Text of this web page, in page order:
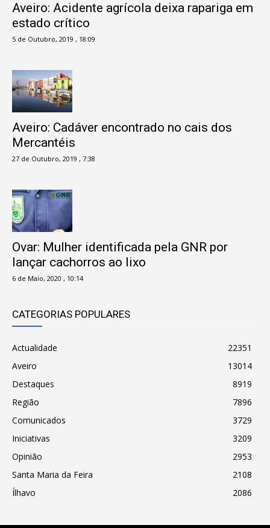
Aveiro: Acidente agrícola deixa rapariga em
estado crítico
5 de Outubro, 2019 , 18:09
Aveiro: Cadáver encontrado no cais dos
Mercantéis
27 de Outubro, 2019 , 7:38
Ovar: Mulher identificada pela GNR por
lançar cachorros ao lixo
6 de Maio, 2020 , 10:14
CATEGORIAS POPULARES
Actualidade
22351
Aveiro
13014
Destaques
8919
Região
7896
Comunicados
3729
Iniciativas
3209
Opinião
2953
Santa Maria da Feira
2108
Ílhavo
2086